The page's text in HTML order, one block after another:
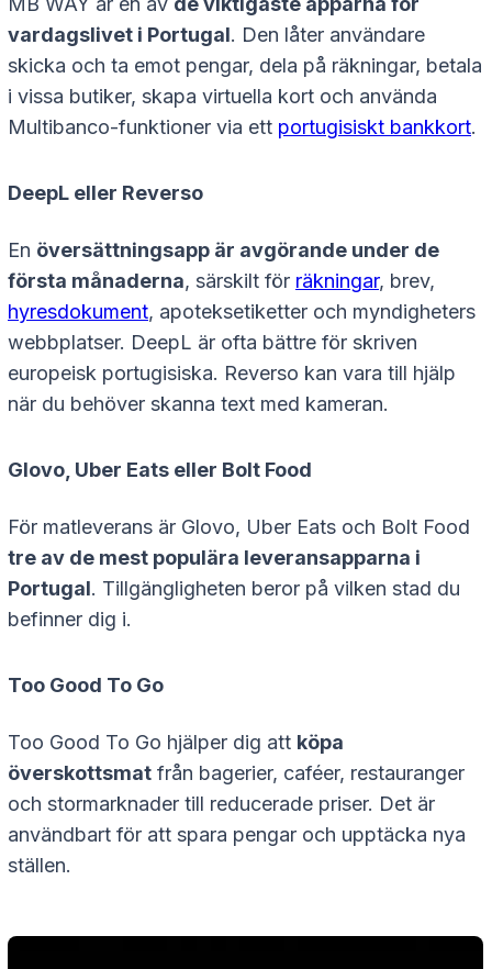
vardagslivet i Portugal. Den låter användare
skicka och ta emot pengar, dela på räkningar, betala
i vissa butiker, skapa virtuella kort och använda
Multibanco-funktioner via ett portugisiskt bankkort.
DeepL eller Reverso
En översättningsapp är avgörande under de
första månaderna, särskilt för räkningar, brev,
hyresdokument, apoteksetiketter och myndigheters
webbplatser. DeepL är ofta bättre för skriven
europeisk portugisiska. Reverso kan vara till hjälp
när du behöver skanna text med kameran.
Glovo, Uber Eats eller Bolt Food
För matleverans är Glovo, Uber Eats och Bolt Food
tre av de mest populära leveransapparna i
Portugal. Tillgängligheten beror på vilken stad du
befinner dig i.
Too Good To Go
Too Good To Go hjälper dig att köpa
överskottsmat från bagerier, caféer, restauranger
och stormarknader till reducerade priser. Det är
användbart för att spara pengar och upptäcka nya
ställen.